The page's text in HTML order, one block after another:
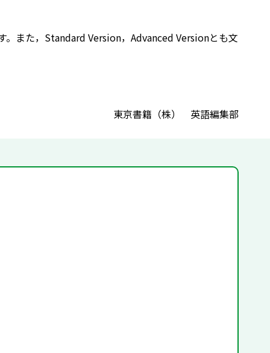
また，Standard Version，Advanced Versionとも文
東京書籍（株） 英語編集部